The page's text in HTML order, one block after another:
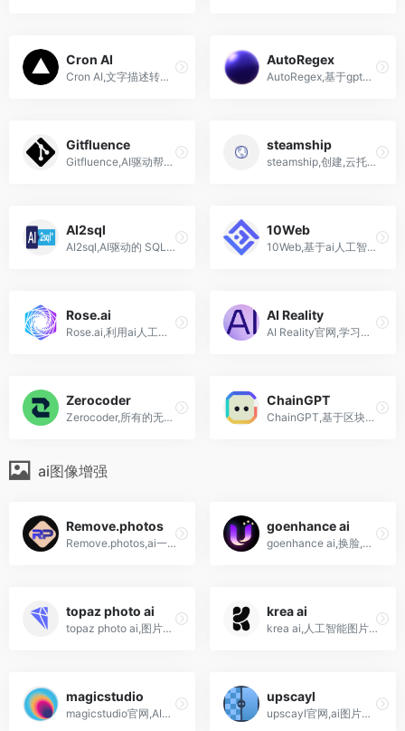
Cron AI
Cron AI,文字描述转换为cron作业语言
AutoRegex
AutoRegex,基于gpt根据文本描述，自动生成正则表达式
Gitfluence
Gitfluence,AI驱动帮助找到正确的Git命令
steamship
steamship,创建,云托管,分享ai应用,GPT4 API免费用,steamship注册,怎么使用中文
AI2sql
AI2sql,AI驱动的 SQL生成器,文本转换为SQL查询
10Web
10Web,基于ai人工智能的WordPress建站工具,主机,ai助手
Rose.ai
Rose.ai,利用ai人工智能，消除寻找、清洗、可视化和转换数据所浪费的时间
AI Reality
AI Reality官网,学习和创建增强现实与人工智能
Zerocoder
Zerocoder,所有的无代码开发任务只需支付一笔固定的月费
ChainGPT
ChainGPT,基于区块链的人工智能模型
ai图像增强
Remove.photos
Remove.photos,ai一键抠图,消除笔,图片增强,你的全能在线ai图片编辑助手
goenhance ai
goenhance ai,换脸,转绘,角色动画,图片高清放大,全能的AI视频制作平台
topaz photo ai
topaz photo ai,图片高清放大、移除对象、智能降噪、锐化、人脸检测、调整照明、平衡色彩
krea ai
krea ai,人工智能图片增强,换脸,重新上色,图像扩展,制图工具等!
magicstudio
magicstudio官网,AI图片编辑...
upscayl
upscayl官网,ai图片高清修复...